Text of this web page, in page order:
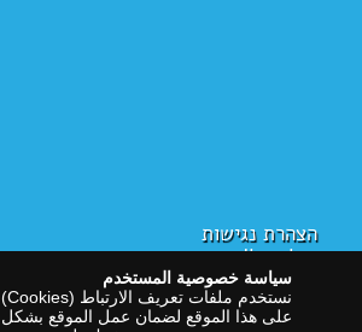
הצהרת נגישות
سياسة الخصوصية
سياسة خصوصية المستخدم
نستخدم ملفات تعريف الارتباط (Cookies)
على هذا الموقع لضمان عمل الموقع بشكل